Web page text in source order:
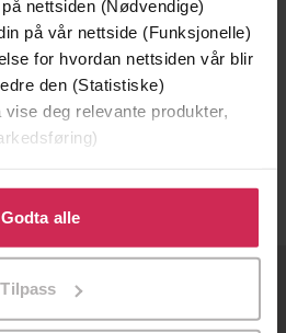
nettsiden (Nødvendige)
på vår nettside (Funksjonelle)
for hvordan nettsiden vår blir
den (Statistiske)
deg relevante produkter,
å gi oss ditt samtykke til å
formålene. Du kan også
spesifikke formål ved å klikke
Godta alle
Tilpass